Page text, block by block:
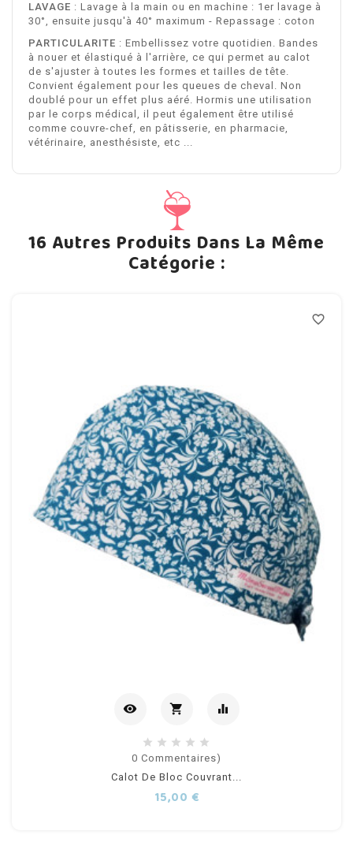
LAVAGE : Lavage à la main ou en machine : 1er lavage à
30°, ensuite jusqu'à 40° maximum - Repassage : coton
PARTICULARITE : Embellissez votre quotidien. Bandes
à nouer et élastiqué à l'arrière, ce qui permet au calot
de s'ajuster à toutes les formes et tailles de tête.
Convient également pour les queues de cheval. Non
doublé pour un effet plus aéré. Hormis une utilisation
par le corps médical, il peut également être utilisé
comme couvre-chef, en pâtisserie, en pharmacie,
vétérinaire, anesthésiste, etc ...
16 Autres Produits Dans La Même
Catégorie :
favorite_border
visibility shopping_cart
Ajouter
au
equalizer
0 Commentaires)
Calot De Bloc Couvrant...
15,00 €Prix